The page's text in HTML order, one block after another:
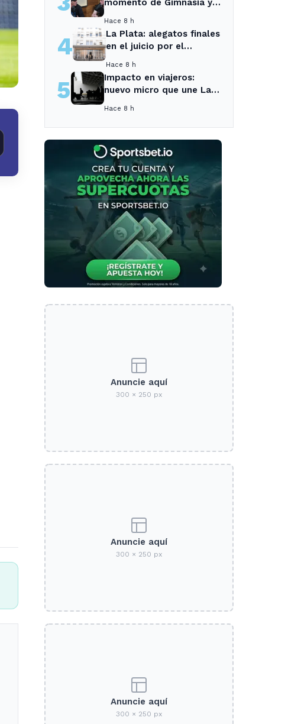
momento de Gimnasia y
entrenador
Hace 8 h
4
La Plata: alegatos finales
en el juicio por el
Hace 8 h
5
Impacto en viajeros:
nuevo micro que une La
tramo específico
Hace 8 h
Anuncie aquí
300 × 250 px
Anuncie aquí
300 × 250 px
Anuncie aquí
300 × 250 px